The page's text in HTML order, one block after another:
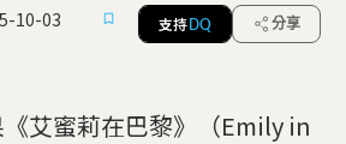
10-03 支持 DQ 分享
艾蜜莉在巴黎》（Emily in